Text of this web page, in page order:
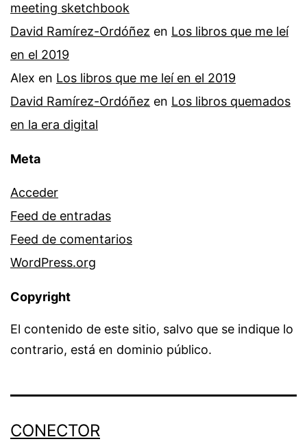
meeting sketchbook
David Ramírez-Ordóñez en Los libros que me leí
en el 2019
Alex en Los libros que me leí en el 2019
David Ramírez-Ordóñez en Los libros quemados
en la era digital
Meta
Acceder
Feed de entradas
Feed de comentarios
WordPress.org
Copyright
El contenido de este sitio, salvo que se indique lo
contrario, está en dominio público.
CONECTOR